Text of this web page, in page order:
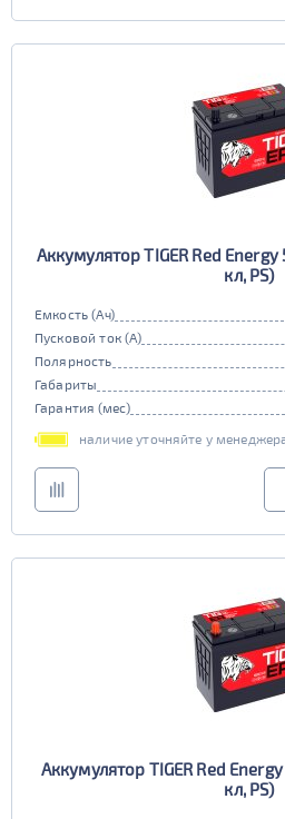
Аккумулятор TIGER Red
кл, PS)
Емкость (Ач)
Пусковой ток (А)
Полярность
Габариты
Гарантия (мес)
наличие уточняйте у
Аккумулятор TIGER Red
кл, PS)